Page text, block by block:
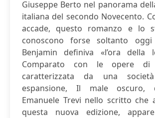
Giuseppe Berto nel panorama
italiana del secondo Novecento.
accade, questo romanzo e lo
conoscono forse soltanto
Benjamin definiva «l’ora della
Comparato con le opere di
caratterizzata da una
espansione, Il male oscuro,
Emanuele Trevi nello scritto che
questa nuova edizione,